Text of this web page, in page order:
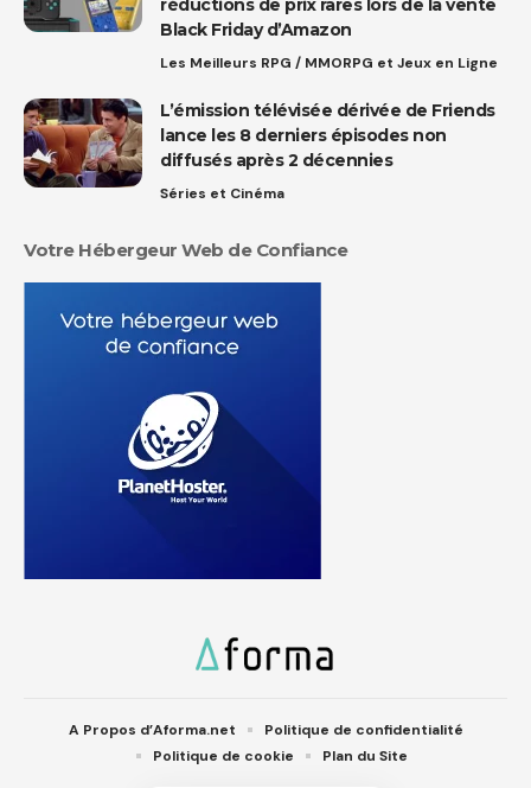
réductions de prix rares lors de la vente
Black Friday d’Amazon
Les Meilleurs RPG / MMORPG et Jeux en Ligne
L’émission télévisée dérivée de Friends
lance les 8 derniers épisodes non
diffusés après 2 décennies
Séries et Cinéma
Votre Hébergeur Web de Confiance
A Propos d’Aforma.net
Politique de confidentialité
Politique de cookie
Plan du Site